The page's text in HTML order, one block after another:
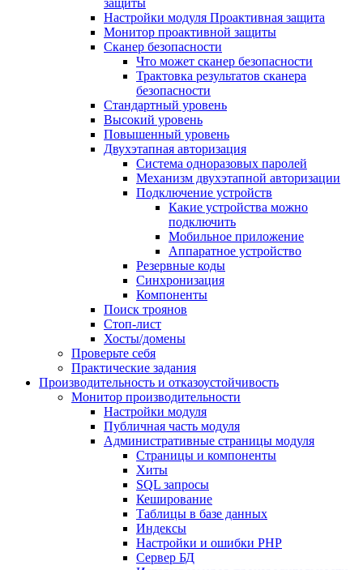
защиты
Настройки модуля Проактивная защита
Монитор проактивной защиты
Сканер безопасности
Что может сканер безопасности
Трактовка результатов сканера
безопасности
Стандартный уровень
Высокий уровень
Повышенный уровень
Двухэтапная авторизация
Система одноразовых паролей
Механизм двухэтапной авторизации
Подключение устройств
Какие устройства можно
подключить
Мобильное приложение
Аппаратное устройство
Резервные коды
Синхронизация
Компоненты
Поиск троянов
Стоп-лист
Хосты/домены
Проверьте себя
Практические задания
Производительность и отказоустойчивость
Монитор производительности
Настройки модуля
Публичная часть модуля
Административные страницы модуля
Страницы и компоненты
Хиты
SQL запросы
Кеширование
Таблицы в базе данных
Индексы
Настройки и ошибки PHP
Сервер БД